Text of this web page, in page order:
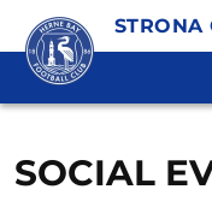
STRONA
SOCIAL